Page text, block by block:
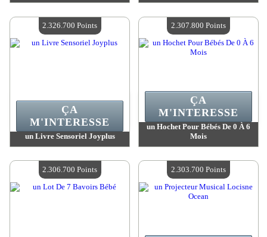
Quantité Disponible :4
Quantité Disponible :4
un Livre Sensoriel Joyplus
Quantité Disponible :4
ÇA
M'INTERESSE
2.326.700 Points
un Hochet Pour Bébés De 0 À 6
Mois
Quantité Disponible :4
ÇA
M'INTERESSE
2.307.800 Points
2.306.700 Points 2.303.700 Points